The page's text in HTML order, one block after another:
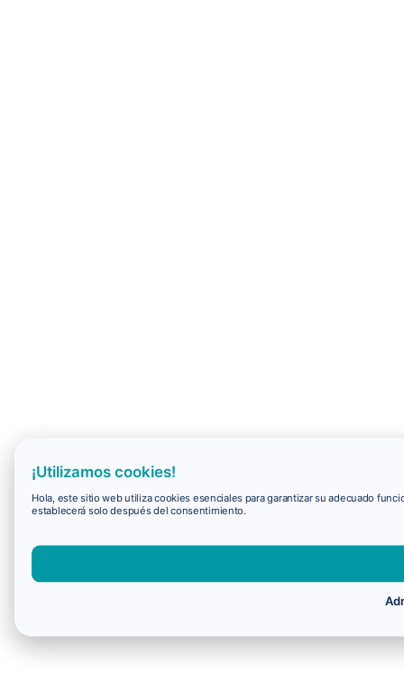
¡Utilizamos cookies!
Hola, este sitio web utiliza cookies esenciales para garantizar su adecuado
establecerá solo después del consentimiento.